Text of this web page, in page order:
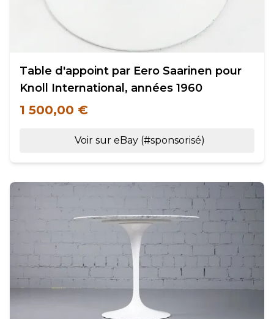
Table d'appoint par Eero Saarinen pour
Knoll International, années 1960
1 500,00 €
Voir sur eBay (#sponsorisé)